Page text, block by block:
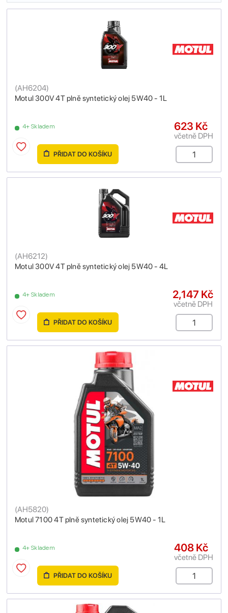
Motul 300V 4T plně syntetický olej 5W40 - 1L
(AH6204)
4+ Skladem 623 Kč
včetně DPH
PŘIDAT DO KOŠÍKU
Motul 300V 4T plně syntetický olej 5W40 - 4L
(AH6212)
4+ Skladem 2,147 Kč
včetně DPH
PŘIDAT DO KOŠÍKU
Motul 7100 4T plně syntetický olej 5W40 - 1L
(AH5820)
4+ Skladem 408 Kč
včetně DPH
PŘIDAT DO KOŠÍKU